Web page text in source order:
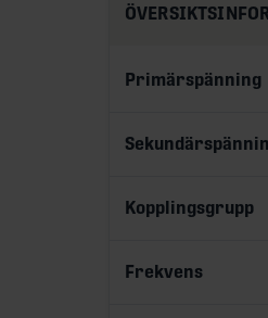
Primärspänning
Kopplingsgrupp
Frekvens